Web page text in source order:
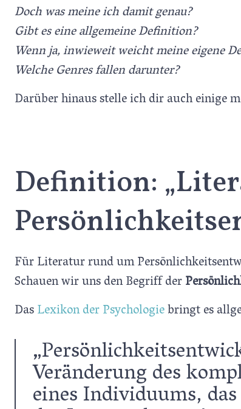
Doch was meine ich damit genau?
Gibt es eine allgemeine Definition?
Wenn ja, inwieweit weicht meine eigene
Welche Genres fallen darunter?
Darüber hinaus stelle ich dir auch einige
Definition:
Für Literatur rund um
Schauen wir uns den Begriff der
DasLexikon der Psychologiebringt es
Veränderung des
eines Individuums,